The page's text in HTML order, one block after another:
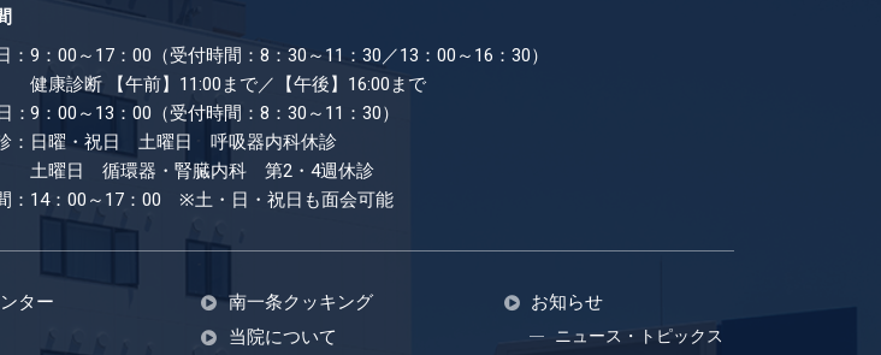
9：00～17：00（受付時間：8：30～11：30／13：00～16：30）
健康診断
【午前】11:00まで／【午後】16:00まで
：9：00～13：00（受付時間：8：30～11：30）
日曜・祝日 土曜日 呼吸器内科休診
土曜日 循環器・腎臓内科 第2・4週休診
： 14：00～17：00 ※土・日・祝日も​面会可能
ター
南一条クッキング
当院について
お知らせ
ニュース・トピックス